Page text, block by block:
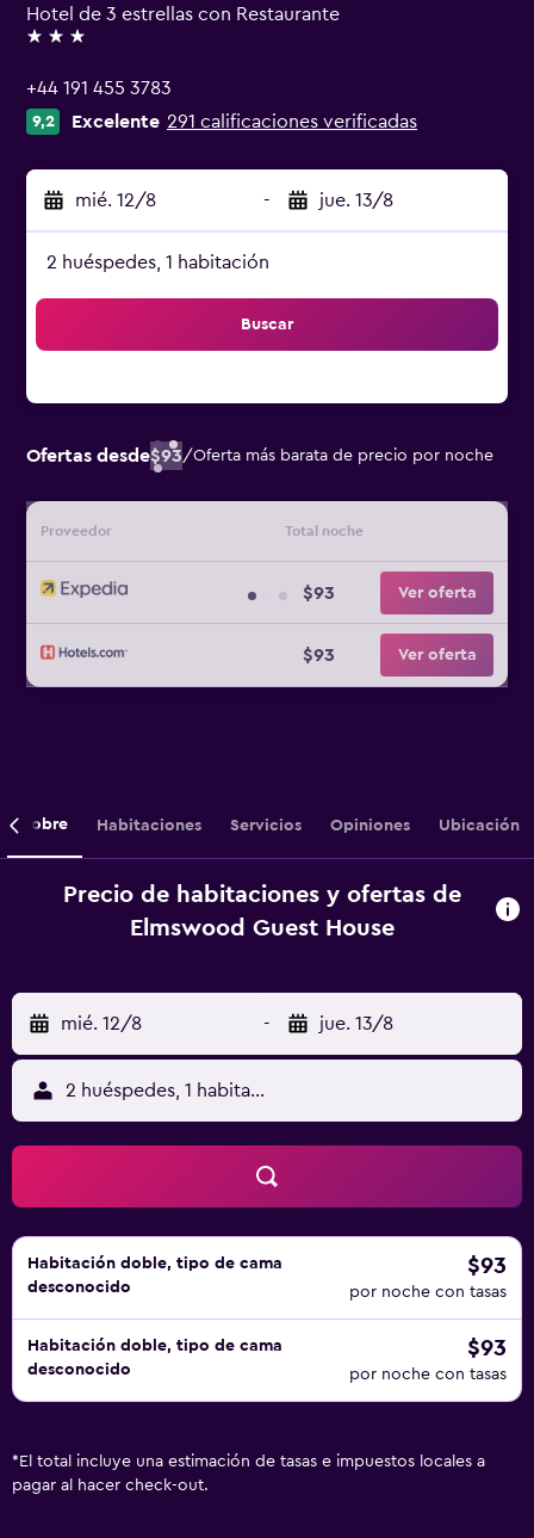
Hotel de 3 estrellas con Restaurante
3 estrellas
+44 191 455 3783
9,2 Excelente 291 calificaciones verificadas
mié. 12/8 - jue. 13/8
2 huéspedes, 1 habitación
Buscar
Ofertas desde$93/Oferta más barata de precio por noche
Proveedor Total noche
$93 Ver oferta
$93 Ver oferta
Sobre Habitaciones Servicios Opiniones Ubicación
Precio de habitaciones y ofertas de
Elmswood Guest House
mié. 12/8 - jue. 13/8
2 huéspedes, 1 habitación
Habitación doble, tipo de cama
desconocido
$93
por noche con tasas
Habitación doble, tipo de cama
desconocido
$93
por noche con tasas
* El total incluye una estimación de tasas e impuestos locales a
pagar al hacer check-out.